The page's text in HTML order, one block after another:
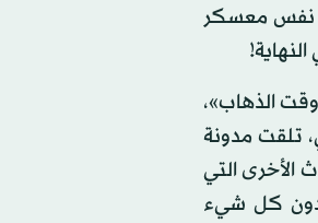
نفس معسكر
الذهاب»،
تلقت مدونة
الأخرى التي
كل شيء